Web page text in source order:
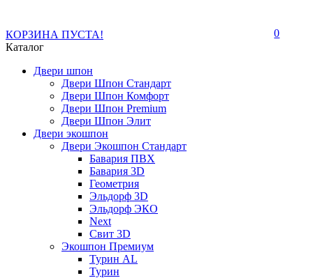
КОРЗИНА ПУСТА!
0
Каталог
Двери шпон
Двери Шпон Стандарт
Двери Шпон Комфорт
Двери Шпон Premium
Двери Шпон Элит
Двери экошпон
Двери Экошпон Стандарт
Бавария ПВХ
Бавария 3D
Геометрия
Эльдорф 3D
Эльдорф ЭКО
Next
Свит 3D
Экошпон Премиум
Турин AL
Турин